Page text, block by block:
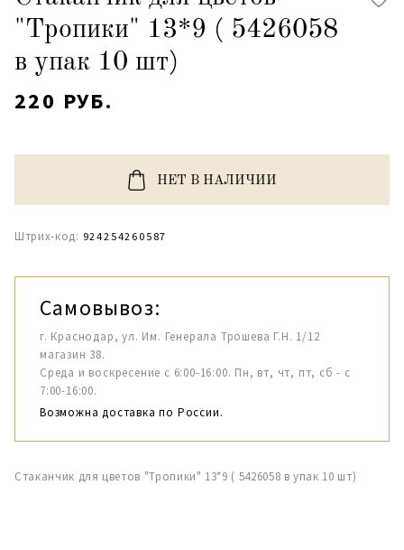
"Тропики" 13*9 ( 5426058
в упак 10 шт)
220 РУБ.
НЕТ В НАЛИЧИИ
Штрих-код: 924254260587
Самовывоз:
г. Краснодар, ул. Им. Генерала Трошева Г.Н. 1/12
магазин 38.
Среда и воскресение с 6:00-16:00. Пн, вт, чт, пт, сб - с
7:00-16:00.
Возможна доставка по России.
Стаканчик для цветов "Тропики" 13*9 ( 5426058 в упак 10 шт)